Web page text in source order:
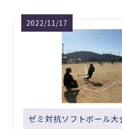
2022/11/17
ゼミ対抗ソフトボール大